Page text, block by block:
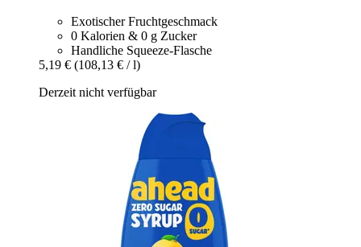
Exotischer Fruchtgeschmack
0 Kalorien & 0 g Zucker
Handliche Squeeze-Flasche
5,19 € (108,13 € / l)
Derzeit nicht verfügbar